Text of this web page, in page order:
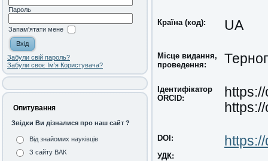
Пароль
Запам'ятати мене
Забули свій пароль?
Забули своє Ім’я Користувача?
Опитування
Звідки Ви дізналися про наш сайт ?
Від знайомих науківців
З сайту ВАК
Країна (код): UA
Місце видання,
проведення:
Ідентифікатор
ORCID:
DOI:
УДК: